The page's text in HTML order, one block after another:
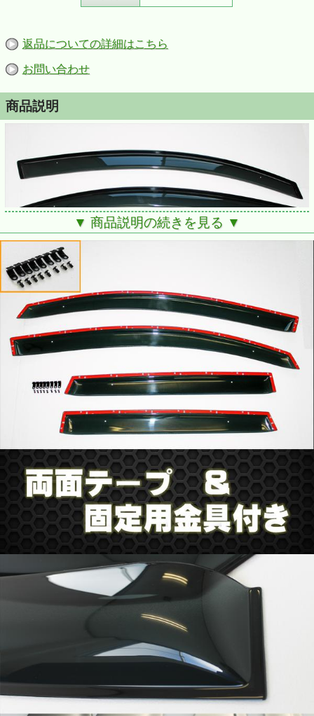
返品についての詳細はこちら
お問い合わせ
商品説明
適合車種 アルト ＨＡ24S
ノーマルタイプ
4ピース 1台分
裏面両面テープ付き＆固定金具セットでしっかり固定
色・ツヤともに高級感のある高品質ドアバイザーです。
■新品未使用品
▼ 商品説明の続きを見る ▼